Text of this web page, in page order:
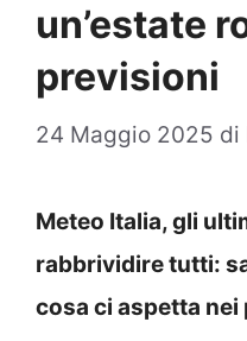
un’estate
previsioni
24 Maggio 2025 di
Meteo Italia, gli
rabbrividire tutti:
cosa ci aspetta